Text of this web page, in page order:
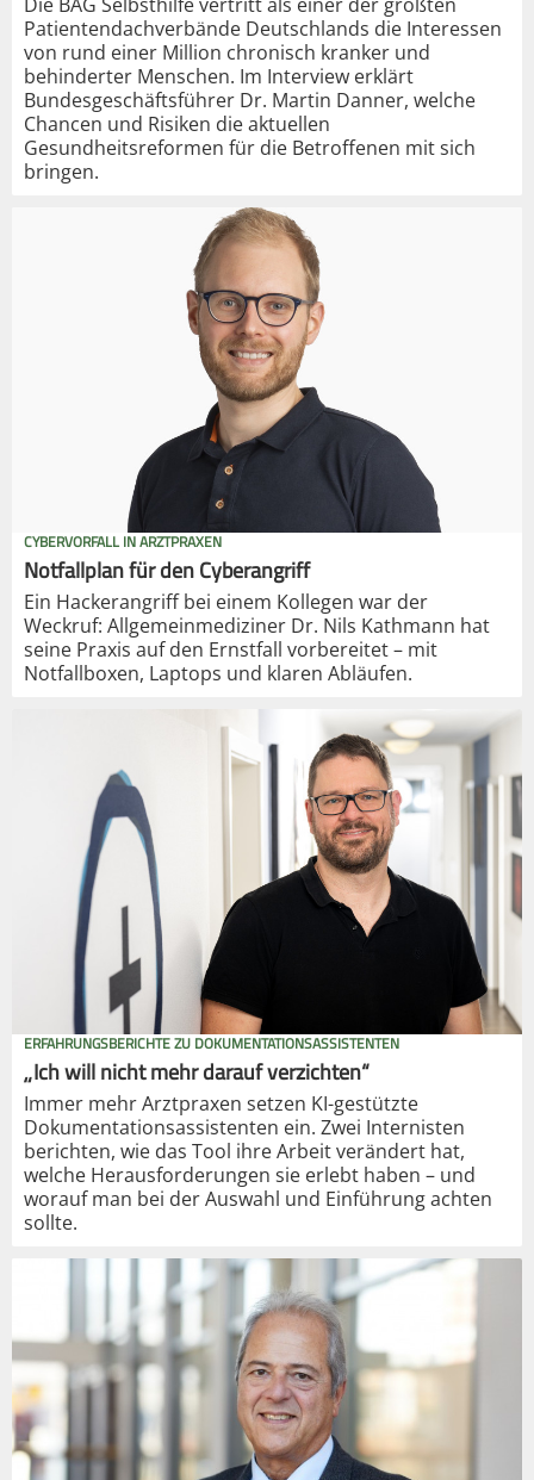
Patientendachverbände Deutschlands die Interessen
von rund einer Million chronisch kranker und
behinderter Menschen. Im Interview erklärt
Bundesgeschäftsführer Dr. Martin Danner, welche
Chancen und Risiken die aktuellen
Gesundheitsreformen für die Betroffenen mit sich
bringen.
CYBERVORFALL IN ARZTPRAXEN
Notfallplan für den Cyberangriff
Ein Hackerangriff bei einem Kollegen war der
Weckruf: Allgemeinmediziner Dr. Nils Kathmann hat
seine Praxis auf den Ernstfall vorbereitet – mit
Notfallboxen, Laptops und klaren Abläufen.
ERFAHRUNGSBERICHTE ZU DOKUMENTATIONSASSISTENTEN
„Ich will nicht mehr darauf verzichten“
Immer mehr Arztpraxen setzen KI-gestützte
Dokumentationsassistenten ein. Zwei Internisten
berichten, wie das Tool ihre Arbeit verändert hat,
welche Herausforderungen sie erlebt haben – und
worauf man bei der Auswahl und Einführung achten
sollte.